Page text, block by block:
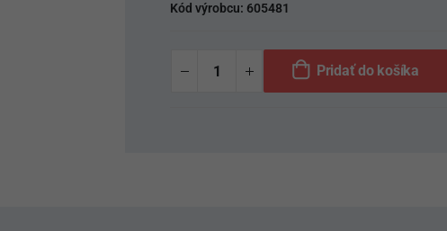
Kód výrobcu: 605481
Pridať do košíka